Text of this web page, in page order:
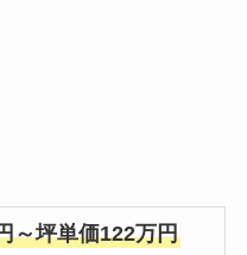
～坪単価122万円